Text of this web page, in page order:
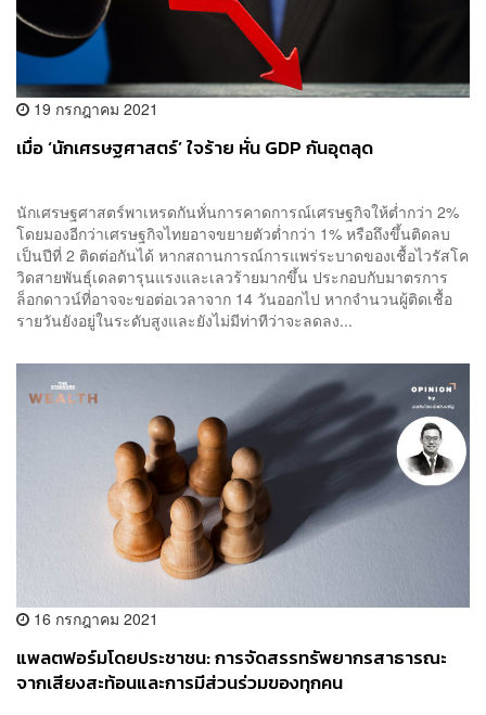
19 กรกฎาคม 2021
เมื่อ ‘นักเศรษฐศาสตร์’ ใจร้าย หั่น GDP กันอุตลุด
นักเศรษฐศาสตร์พาเหรดกันหั่นการคาดการณ์เศรษฐกิจให้ต่ำกว่า 2%
โดยมองอีกว่าเศรษฐกิจไทยอาจขยายตัวต่ำกว่า 1% หรือถึงขึ้นติดลบ
เป็นปีที่ 2 ติดต่อกันได้ หากสถานการณ์การแพร่ระบาดของเชื้อไวรัสโค
วิดสายพันธุ์เดลตารุนแรงและเลวร้ายมากขึ้น ประกอบกับมาตรการ
ล็อกดาวน์ที่อาจจะขอต่อเวลาจาก 14 วันออกไป หากจำนวนผู้ติดเชื้อ
รายวันยังอยู่ในระดับสูงและยังไม่มีท่าทีว่าจะลดลง...
16 กรกฎาคม 2021
แพลตฟอร์มโดยประชาชน: การจัดสรรทรัพยากรสาธารณะ
จากเสียงสะท้อนและการมีส่วนร่วมของทุกคน